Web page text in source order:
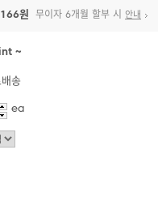
원 무이자 6개월 할부 시 안내
~
송
ea